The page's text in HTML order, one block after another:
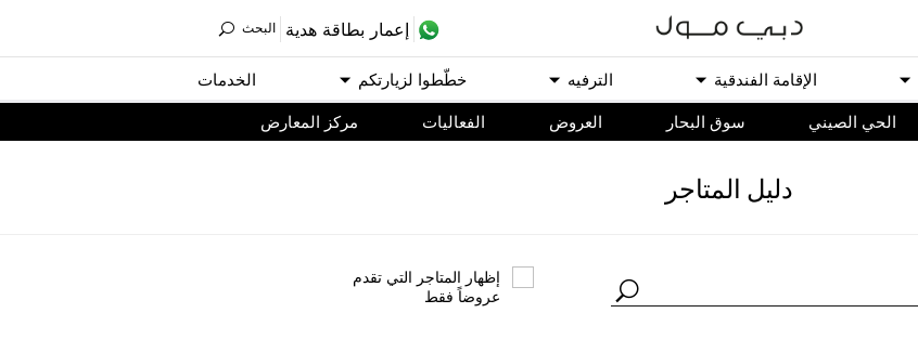
ﺇﻋﻤﺎﺭ ﺑﻄﺎﻗﺔ ﻫﺪﻳﺔ اﻟﺒﺤﺚ
اﻹﻗﺎﻣﺔ اﻟﻔﻨﺪﻗﻴﺔ اﻟﺘﺮﻓﻴﻪ ﺧﻄّﻄﻮا ﻟﺰﻳﺎﺭﺗﻜﻢ اﻟﺨﺪﻣﺎﺕ
الحي الصيني سوق البحار اﻟﻌﺮﻭﺽ اﻟﻔﻌﺎﻟﻴﺎﺕ مركز المعارض
ﺩﻟﻴﻞ اﻟﻤﺘﺎﺟﺮ
ﺇﻇﻬﺎﺭ اﻟﻤﺘﺎﺟﺮ اﻟﺘﻲ ﺗﻘﺪﻡ
ﻋﺮﻭﺿﺎً ﻓﻘﻂ